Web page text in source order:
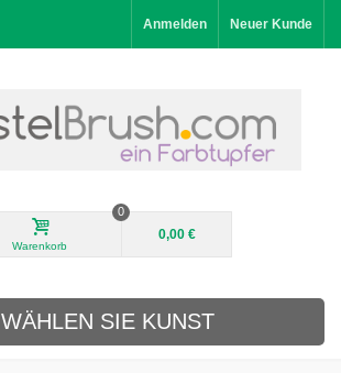
Anmelden Neuer Kunde
Warenkorb
0
0,00 €
WÄHLEN SIE KUNST